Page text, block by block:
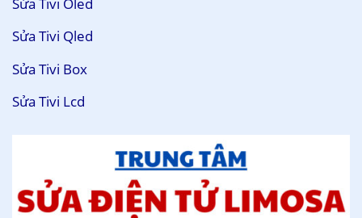
Sửa Tivi Oled
Sửa Tivi Qled
Sửa Tivi Box
Sửa Tivi Lcd